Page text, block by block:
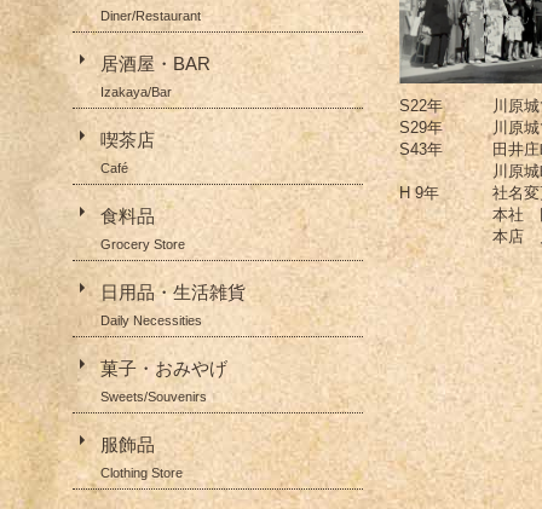
S22年
川原
S29年
川原
S43年
田井
川
H 9年
社名
本社
本店
Diner/Restaurant
居酒屋・BAR
Izakaya/Bar
喫茶店
Café
食料品
Grocery Store
日用品・生活雑貨
Daily Necessities
菓子・おみやげ
Sweets/Souvenirs
服飾品
Clothing Store